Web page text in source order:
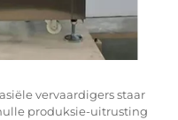
vervaardigers staar
produksie-uitrusting